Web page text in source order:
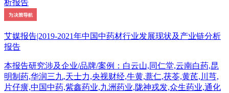
艾媒报告|2019-2021年中国中药材行业发展现状及产业链分析
报告
本报告研究涉及企业/品牌/案例：白云山,同仁堂,云南白药,昆
明制药,华润三九,天士力,央视财经,牛黄,薏仁,茯苓,黄芪,川芎,
片仔癀,中国中药,紫鑫药业,九洲药业,陇神戎发,众生药业,通化